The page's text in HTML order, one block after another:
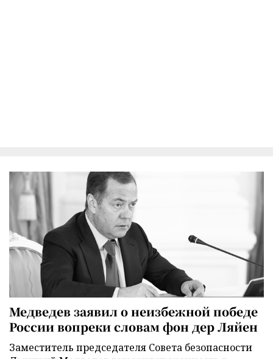
Медведев заявил о неизбежной победе
России вопреки словам фон дер Ляйен
Заместитель председателя Совета безопасности